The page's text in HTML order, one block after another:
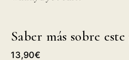
Saber más sobre
Precio
13,90€